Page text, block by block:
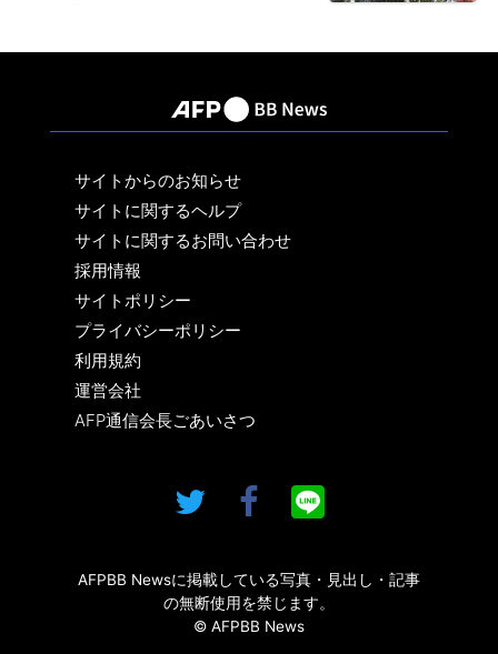
サイトからのお知らせ
サイトに関するヘルプ
サイトに関するお問い合わせ
採用情報
サイトポリシー
プライバシーポリシー
利用規約
運営会社
AFP通信会長ごあいさつ
AFPBB Newsに掲載している写真・見出し・記事
の無断使用を禁じます。
© AFPBB News